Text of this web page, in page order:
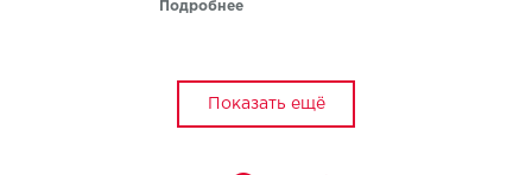
Подробнее
Показать ещё